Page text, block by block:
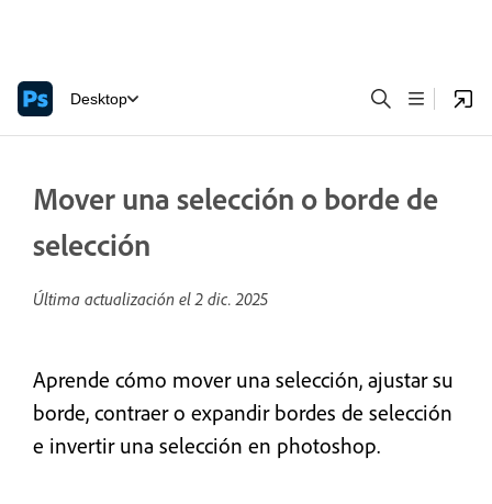
Desktop
Mover una selección o borde de
selección
Última actualización el2 dic. 2025
Aprende cómo mover una selección, ajustar su
borde, contraer o expandir bordes de selección
e invertir una selección en photoshop.